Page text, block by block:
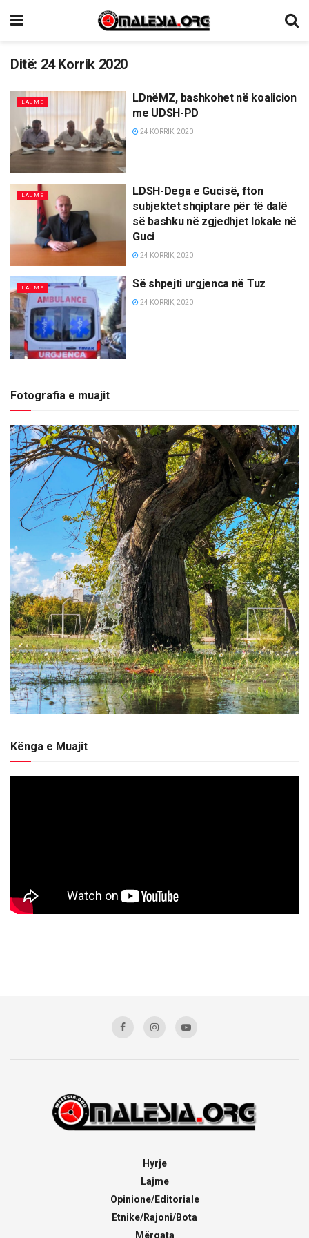
Ditë: 24 Korrik 2020
LAJME
LDnëMZ, bashkohet në koalicion
me UDSH-PD
24 KORRIK, 2020
LAJME
LDSH-Dega e Gucisë, fton
subjektet shqiptare për të dalë
së bashku në zgjedhjet lokale në
Guci
24 KORRIK, 2020
LAJME Së shpejti urgjenca në Tuz
24 KORRIK, 2020
Fotografia e muajit
Kënga e Muajit
Hyrje
Lajme
Opinione/Editoriale
Etnike/Rajoni/Bota
Mërgata